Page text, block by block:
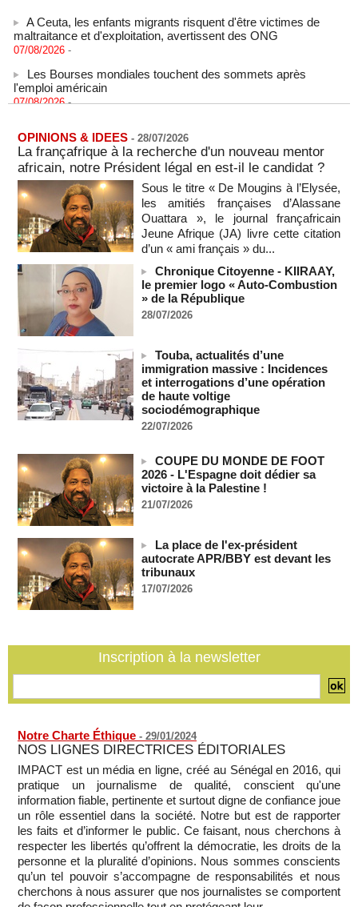
maltraitance et d'exploitation, avertissent des ONG
07/08/2026 -
l'emploi américain
07/08/2026 -
vives de la nation
07/08/2026 -
Polémique à l’Assemblée nationale : Yaël Braun-Pivet se dit
"dépassée" par les critiques concernant le nouveau pavillon
07/08/2026 -
Depuis le « cessez-le-feu » à Gaza, les forces israéliennes
ont tué 300 enfants palestiniens (UNICEF)
Guinée-Bissau - Première visite de la médiation sénégalaise
après le sommet de la Cedeao
07/08/2026 -
Bénin: Patrice Talon élu président du Sénat, moins de trois
mois après son départ du pouvoir
07/08/2026
Mali-Algérie : le PM Maïga affirme qu’il n’y a « aucune
rupture diplomatique » entre les 2 pays
07/08/2026 -
demande une enquête pour crime de guerre
07/08/2026 -
Côte d'Ivoire : le président Ouattara accorde la grâce à 4.661
détenus
07/08/2026 -
Plagiat à Cambridge - L’université va réexaminer le
recrutement de ses enseignants
07/08/2026 -
La Türkiye, l’Arabie saoudite et le Pakistan signent un accord
conjoint de défense à La Mecque
La Bourse de Paris termine en hausse et poursuit sa course
07/08/2026 -
OPINIONS & IDEES - 28/07/2026
La françafrique à la recherche d'un nouveau mentor
africain, notre Président légal en est-il le candidat ?
Sous le titre « De Mougins à l’Elysée,
les amitiés françaises d’Alassane
Ouattara », le journal françafricain
Jeune Afrique (JA) livre cette citation
d’un « ami français » du...
Chronique Citoyenne - KIIRAAY,
le premier logo « Auto-Combustion
» de la République
28/07/2026
Touba, actualités d’une
immigration massive : Incidences
et interrogations d’une opération
de haute voltige
sociodémographique
22/07/2026
COUPE DU MONDE DE FOOT
2026 - L'Espagne doit dédier sa
victoire à la Palestine !
21/07/2026
La place de l'ex-président
autocrate APR/BBY est devant les
tribunaux
17/07/2026
Inscription à la newsletter
Notre Charte Éthique - 29/01/2024
NOS LIGNES DIRECTRICES ÉDITORIALES
IMPACT est un média en ligne, créé au Sénégal en 2016, qui
pratique un journalisme de qualité, conscient qu'une
information fiable, pertinente et surtout digne de confiance joue
un rôle essentiel dans la société. Notre but est de rapporter
les faits et d’informer le public. Ce faisant, nous cherchons à
respecter les libertés qu’offrent la démocratie, les droits de la
personne et la pluralité d’opinions. Nous sommes conscients
qu’un tel pouvoir s’accompagne de responsabilités et nous
cherchons à nous assurer que nos journalistes se comportent